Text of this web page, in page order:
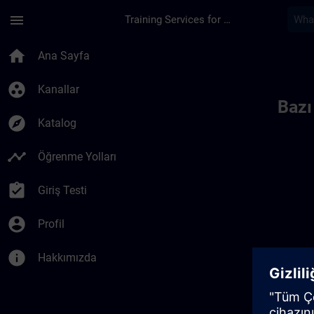
menu Training Services for Digital Industries
home Ana Sayfa
group_work Kanallar
explore Katalog
timeline Öğrenme Yolları
assignment_turned_in Giriş Testi
account_circle Profil
info Hakkımızda